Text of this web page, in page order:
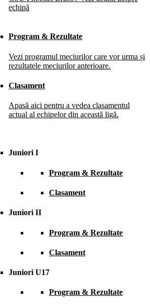
echipă
Program & Rezultate
Vezi programul meciurilor care vor urma și
rezultatele meciurilor anterioare.
Clasament
Apasă aici pentru a vedea clasamentul
actual al echipelor din această ligă.
Juniori I
Program & Rezultate
Clasament
Juniori II
Program & Rezultate
Clasament
Juniori U17
Program & Rezultate